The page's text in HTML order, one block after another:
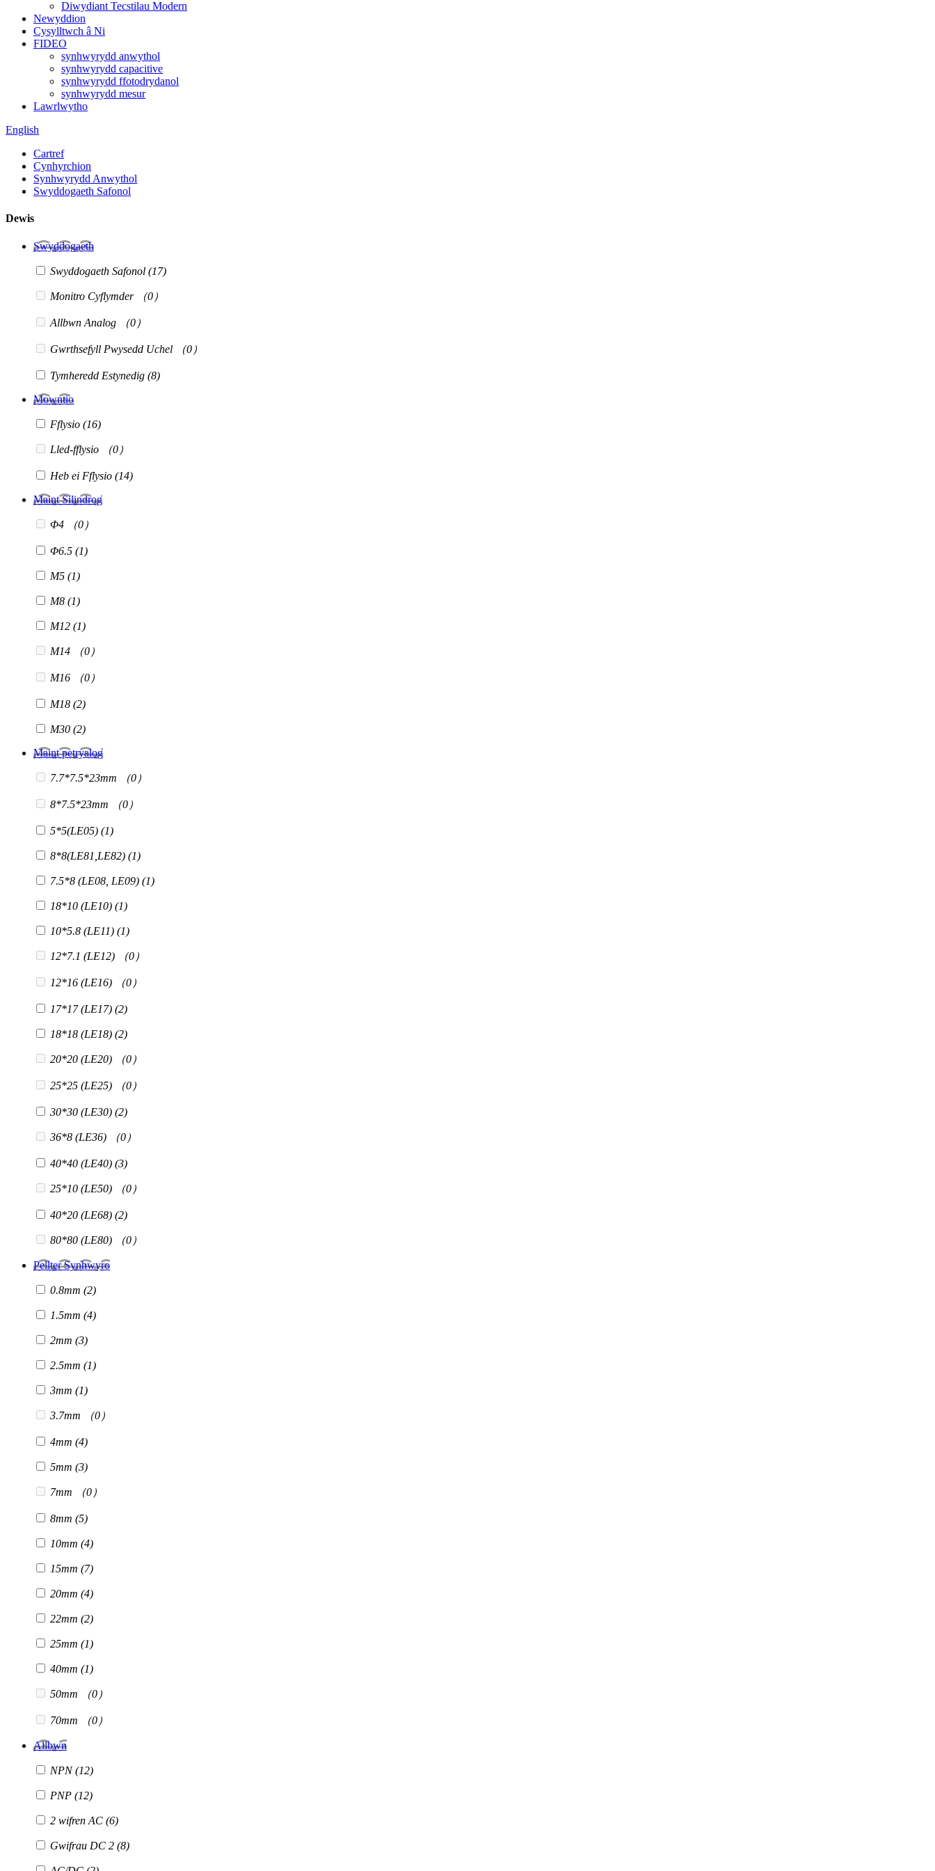
Diwydiant Tecstilau Modern
Newyddion
Cysylltwch â Ni
FIDEO
synhwyrydd anwythol
synhwyrydd capacitive
synhwyrydd ffotodrydanol
synhwyrydd mesur
Lawrlwytho
English
Cartref
Cynhyrchion
Synhwyrydd Anwythol
Swyddogaeth Safonol
Dewis
Swyddogaeth
Swyddogaeth Safonol (17)
Monitro Cyflymder （0）
Allbwn Analog （0）
Gwrthsefyll Pwysedd Uchel （0）
Tymheredd Estynedig (8)
Mowntio
Fflysio (16)
Lled-fflysio （0）
Heb ei Fflysio (14)
Maint Silindrog
Φ4 （0）
Φ6.5 (1)
M5 (1)
M8 (1)
M12 (1)
M14 （0）
M16 （0）
M18 (2)
M30 (2)
Maint petryalog
7.7*7.5*23mm （0）
8*7.5*23mm （0）
5*5(LE05) (1)
8*8(LE81,LE82) (1)
7.5*8 (LE08, LE09) (1)
18*10 (LE10) (1)
10*5.8 (LE11) (1)
12*7.1 (LE12) （0）
12*16 (LE16) （0）
17*17 (LE17) (2)
18*18 (LE18) (2)
20*20 (LE20) （0）
25*25 (LE25) （0）
30*30 (LE30) (2)
36*8 (LE36) （0）
40*40 (LE40) (3)
25*10 (LE50) （0）
40*20 (LE68) (2)
80*80 (LE80) （0）
Pellter Synhwyro
0.8mm (2)
1.5mm (4)
2mm (3)
2.5mm (1)
3mm (1)
3.7mm （0）
4mm (4)
5mm (3)
7mm （0）
8mm (5)
10mm (4)
15mm (7)
20mm (4)
22mm (2)
25mm (1)
40mm (1)
50mm （0）
70mm （0）
Allbwn
NPN (12)
PNP (12)
2 wifren AC (6)
Gwifrau DC 2 (8)